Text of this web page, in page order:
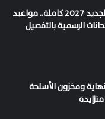
خريطة العام الدراسي الجديد 2027 كاملة.. مواعيد
الرسمية بالتفصيل
ومخزون الأسلحة